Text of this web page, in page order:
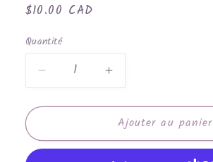
Prix
$10.00 CAD
Quantité
Réduire
la
quantité
Pompon
gris
Augmenter
la
quantité
de
Pompon
Ajouter au panier